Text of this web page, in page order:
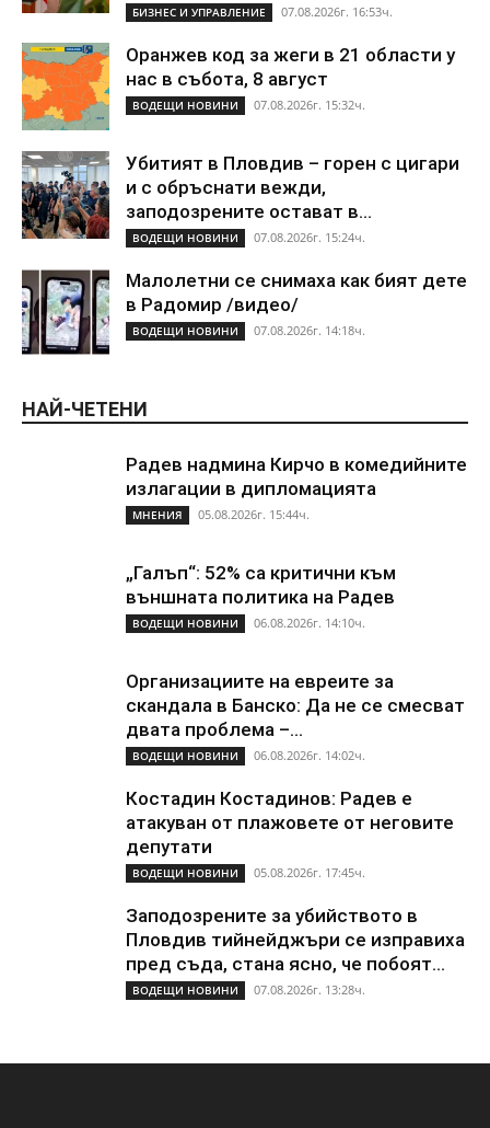
БИЗНЕС И УПРАВЛЕНИЕ 07.08.2026г. 16:53ч.
Оранжев код за жеги в 21 области у
нас в събота, 8 август
ВОДЕЩИ НОВИНИ 07.08.2026г. 15:32ч.
Убитият в Пловдив – горен с цигари
и с обръснати вежди,
заподозрените остават в...
ВОДЕЩИ НОВИНИ 07.08.2026г. 15:24ч.
Малолетни се снимаха как бият дете
в Радомир /видео/
ВОДЕЩИ НОВИНИ 07.08.2026г. 14:18ч.
НАЙ-ЧЕТЕНИ
Радев надмина Кирчо в комедийните
излагации в дипломацията
МНЕНИЯ 05.08.2026г. 15:44ч.
„Галъп“: 52% са критични към
външната политика на Радев
ВОДЕЩИ НОВИНИ 06.08.2026г. 14:10ч.
Организациите на евреите за
скандала в Банско: Да не се смесват
двата проблема –...
ВОДЕЩИ НОВИНИ 06.08.2026г. 14:02ч.
Костадин Костадинов: Радев е
атакуван от плажoвете от неговите
депутати
ВОДЕЩИ НОВИНИ 05.08.2026г. 17:45ч.
Заподозрените за убийството в
Пловдив тийнейджъри се изправиха
пред съда, стана ясно, че побоят...
ВОДЕЩИ НОВИНИ 07.08.2026г. 13:28ч.